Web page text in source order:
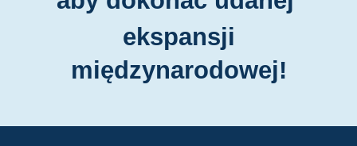
ekspansji
międzynarodowej!